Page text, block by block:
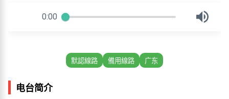
默認線路 備用線路 广东
电台简介